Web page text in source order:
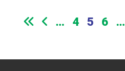
... 4 5 6 ...